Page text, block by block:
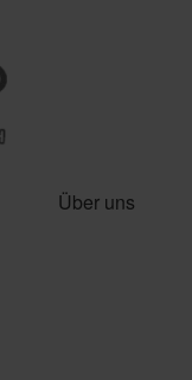
Über uns